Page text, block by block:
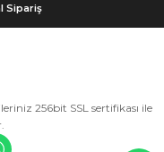
Sipariş
256bit SSL sertifikası ile